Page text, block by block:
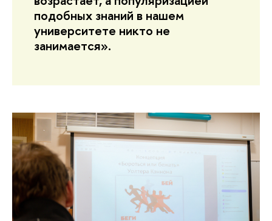
подобных знаний в нашем
университете никто не
занимается».